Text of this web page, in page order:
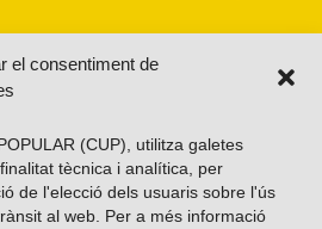
el consentiment de
(CUP), utilitza galetes
tècnica i analítica, per
de l'elecció dels usuaris sobre l'ús
al web. Per a més informació